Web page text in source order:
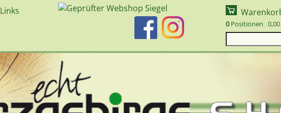
Links
0Positionen 0,00